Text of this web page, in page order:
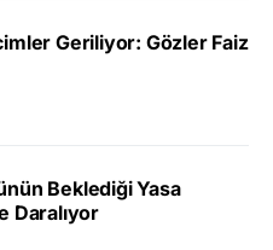
Geriliyor: Gözler Faiz
Beklediği Yasa
Daralıyor